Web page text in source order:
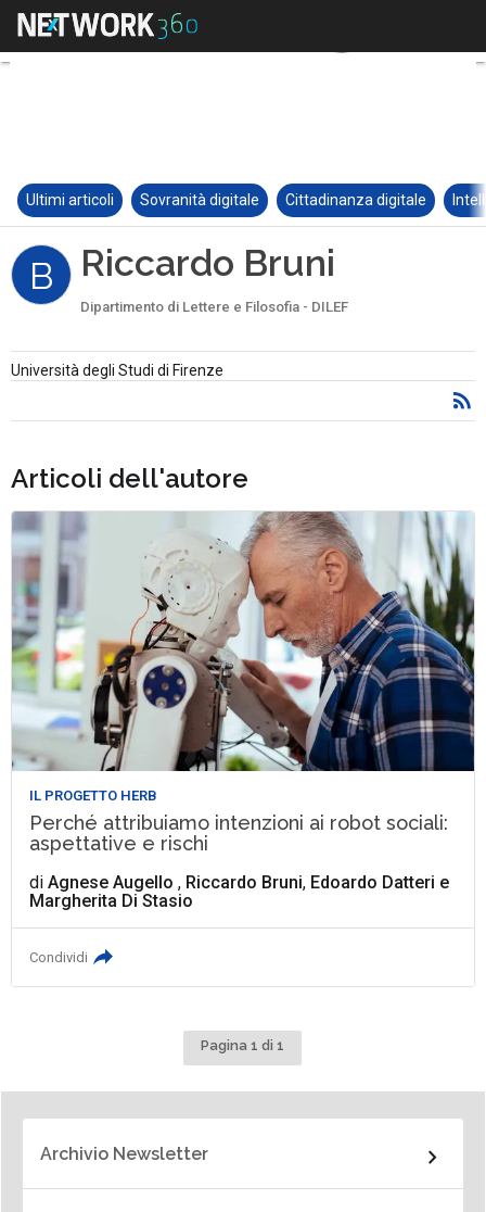
Ultimi articoli Sovranità digitale Cittadinanza digitale
B Riccardo Bruni
Dipartimento di Lettere e Filosofia - DILEF
Università degli Studi di Firenze
Articoli dell'autore
IL PROGETTO HERB
Perché attribuiamo intenzioni ai robot sociali:
aspettative e rischi
diAgnese Augello, Riccardo Bruni, Edoardo Datteri e
Margherita Di Stasio
Condividi
Pagina 1 di 1
Archivio Newsletter